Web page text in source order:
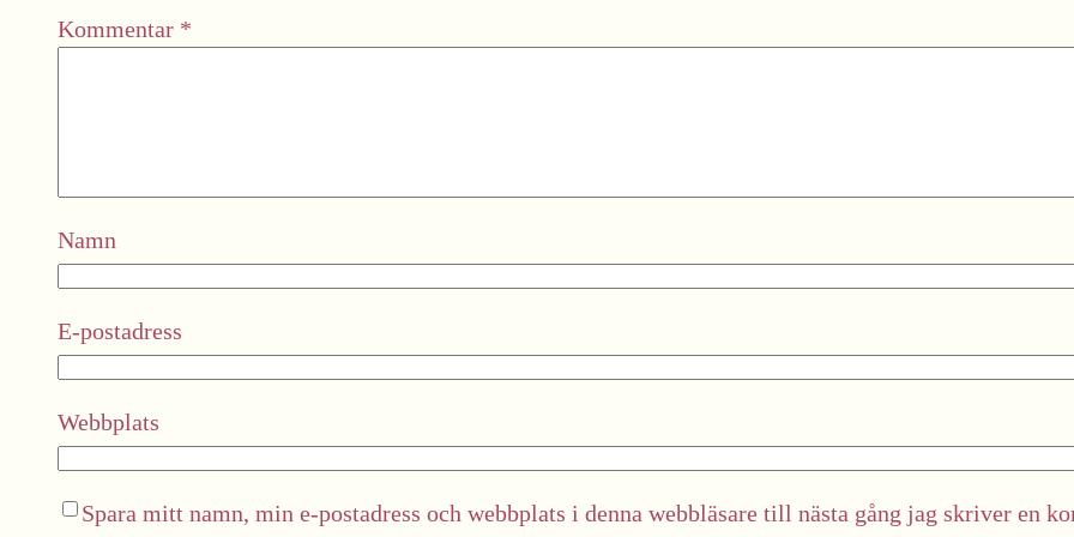
Kommentar *
Namn
E-postadress
Webbplats
Spara mitt namn, min e-postadress och webbplats i denna webbläsare till nästa gång jag skriver en